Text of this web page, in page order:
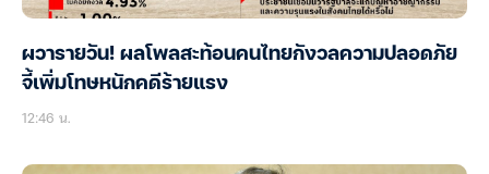
ผวารายวัน! ผลโพลสะท้อนคนไทยกังวลความปลอดภัย
จี้เพิ่มโทษหนักคดีร้ายแรง
12:46 น.